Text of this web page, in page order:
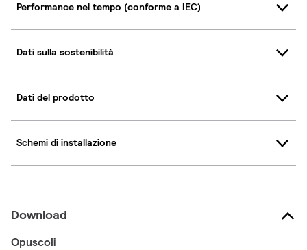
Performance nel tempo (conforme a IEC)
Dati sulla sostenibilità
Dati del prodotto
Schemi di installazione
Download
Opuscoli